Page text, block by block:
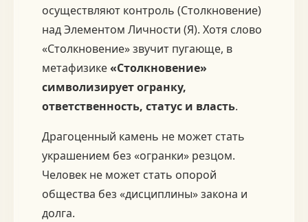
осуществляют контроль (Столкновение)
над Элементом Личности (Я). Хотя слово
«Столкновение» звучит пугающе, в
метафизике«Столкновение»
символизирует огранку,
ответственность, статус и власть.
Драгоценный камень не может стать
украшением без «огранки» резцом.
Человек не может стать опорой
общества без «дисциплины» закона и
долга.